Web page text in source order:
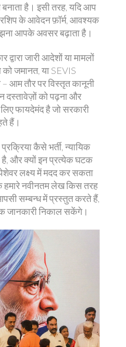
है। इसी तरह, यदि आप
के आवेदन फ़ॉर्म, आवश्यक
आपके अवसर बढ़ाता है।
जारी आदेशों या मामलों
जमानत, या SEVIS
– आम तौर पर विस्तृत कानूनी
को पढ़ना और
फायदेमंद है जो सरकारी
हैं।
कैसे भर्ती, न्यायिक
है, और क्यों इन प्रत्येक घटक
लक्ष्य में मदद कर सकता
हमारे नवीनतम लेख किस तरह
सम्बन्ध में प्रस्तुत करते हैं,
निकाल सकेंगे।